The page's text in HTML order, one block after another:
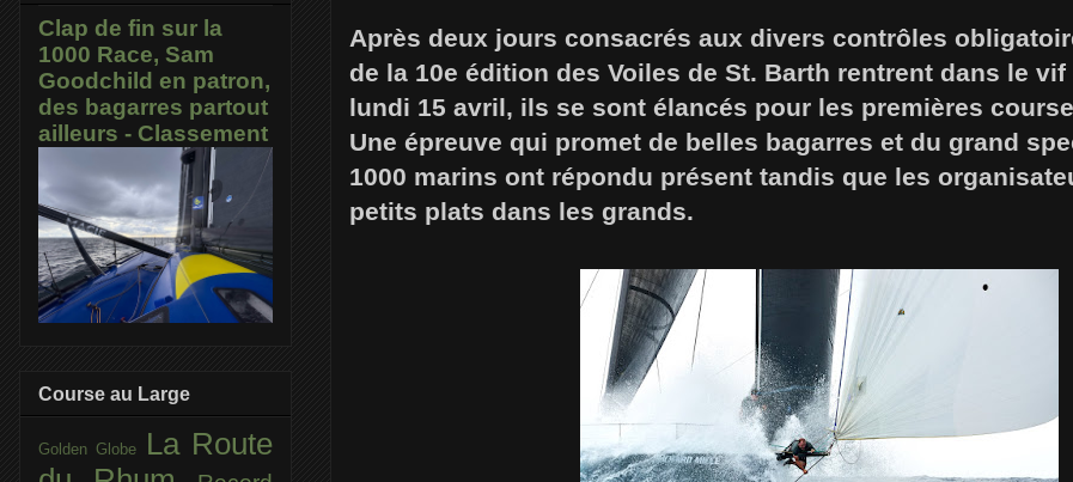
Après deux jours consacrés aux divers contrôles
de la 10e édition des Voiles de St. Barth rentrent dans le
lundi 15 avril, ils se sont élancés pour les premières
Une épreuve qui promet de belles bagarres et du grand
1000 marins ont répondu présent tandis que les
petits plats dans les grands.
Clap de fin sur la
1000 Race, Sam
Goodchild en patron,
des bagarres partout
ailleurs - Classement
Course au Large
Golden Globe
La Route